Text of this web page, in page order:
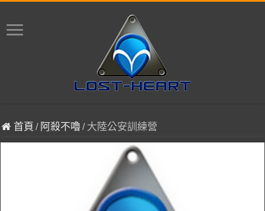
首頁 / 阿殺不嚕/ 大陸公安訓練營